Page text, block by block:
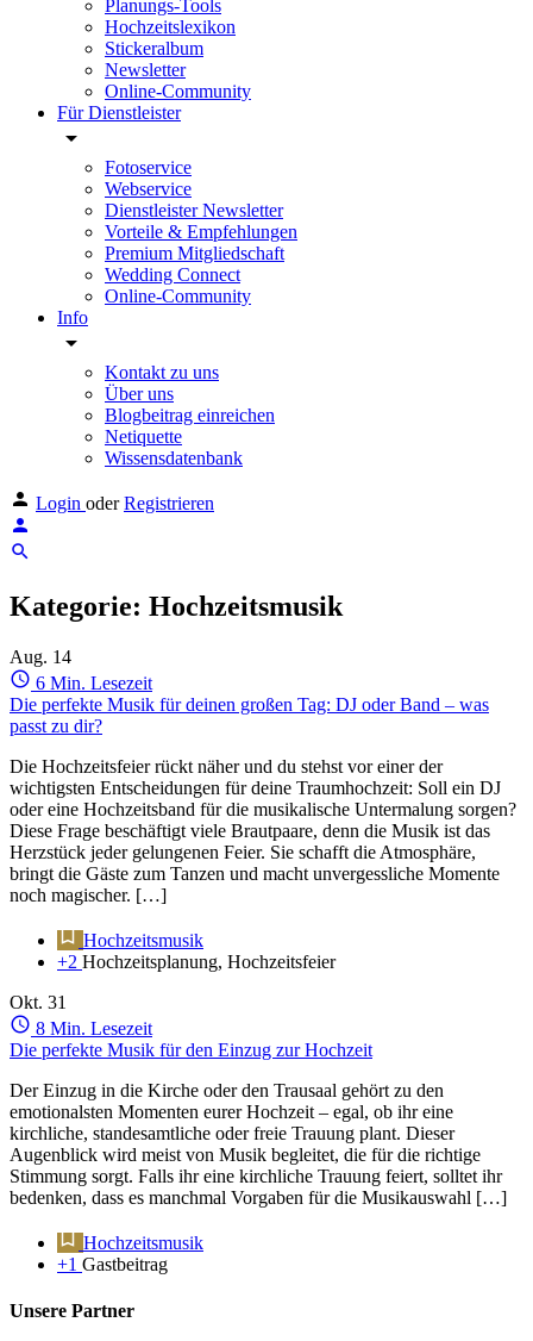
Planungs-Tools
Hochzeitslexikon
Stickeralbum
Newsletter
Online-Community
Für Dienstleister
Fotoservice
Webservice
Dienstleister Newsletter
Vorteile & Empfehlungen
Premium Mitgliedschaft
Wedding Connect
Online-Community
Info
Kontakt zu uns
Über uns
Blogbeitrag einreichen
Netiquette
Wissensdatenbank
Login oder Registrieren
Kategorie: Hochzeitsmusik
Aug. 14
6 Min. Lesezeit
Die perfekte Musik für deinen großen Tag: DJ oder Band – was
passt zu dir?
Die Hochzeitsfeier rückt näher und du stehst vor einer der
wichtigsten Entscheidungen für deine Traumhochzeit: Soll ein DJ
oder eine Hochzeitsband für die musikalische Untermalung sorgen?
Diese Frage beschäftigt viele Brautpaare, denn die Musik ist das
Herzstück jeder gelungenen Feier. Sie schafft die Atmosphäre,
bringt die Gäste zum Tanzen und macht unvergessliche Momente
noch magischer. […]
Hochzeitsmusik
+2 Hochzeitsplanung, Hochzeitsfeier
Okt. 31
8 Min. Lesezeit
Die perfekte Musik für den Einzug zur Hochzeit
Der Einzug in die Kirche oder den Trausaal gehört zu den
emotionalsten Momenten eurer Hochzeit – egal, ob ihr eine
kirchliche, standesamtliche oder freie Trauung plant. Dieser
Augenblick wird meist von Musik begleitet, die für die richtige
Stimmung sorgt. Falls ihr eine kirchliche Trauung feiert, solltet ihr
bedenken, dass es manchmal Vorgaben für die Musikauswahl […]
Hochzeitsmusik
+1 Gastbeitrag
Unsere Partner